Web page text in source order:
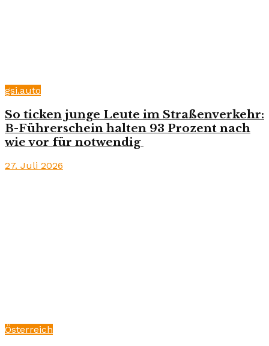
gsi.auto
So ticken junge Leute im Straßenverkehr:
B-Führerschein halten 93 Prozent nach
wie vor für notwendig
27. Juli 2026
Österreich